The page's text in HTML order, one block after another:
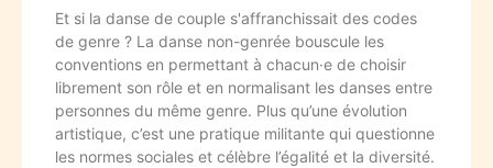
Et si la danse de couple s'affranchissait des codes
de genre ? La danse non-genrée bouscule les
conventions en permettant à chacun·e de choisir
librement son rôle et en normalisant les danses entre
personnes du même genre. Plus qu’une évolution
artistique, c’est une pratique militante qui questionne
les normes sociales et célèbre l’égalité et la diversité.